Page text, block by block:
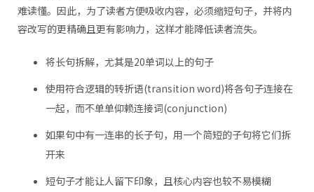
难读懂。因此，为了读者方便吸收内容，必须缩短句子，并将内
容改写的更精确且更有影响力，这样才能降低读者流失。
将长句拆解，尤其是20单词以上的句子
使用符合逻辑的转折语(transition word)将各句子连接在
一起，而不单单仰赖连接词(conjunction)
如果句中有一连串的长子句，用一个简短的子句将它们拆
开来
短句子才能让人留下印象，且核心内容也较不易模糊